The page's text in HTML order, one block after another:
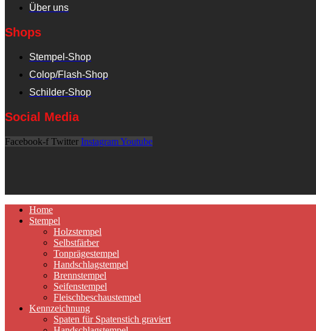
Über uns
Shops
Stempel-Shop
Colop/Flash-Shop
Schilder-Shop
Social Media
Facebook-f Twitter InstagramYoutube
Home
Stempel
Holzstempel
Selbstfärber
Tonprägestempel
Handschlagstempel
Brennstempel
Seifenstempel
Fleischbeschaustempel
Kennzeichnung
Spaten für Spatenstich graviert